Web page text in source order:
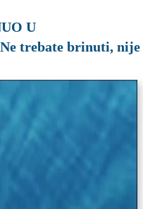
U
trebate brinuti, nije